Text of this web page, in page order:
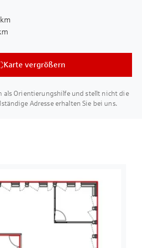
und Lastenaufzug
Gold-Zertifizierung
des Vermieters. Eine Haftung
Richtigkeit und Vollständigkeit
nicht übernehmen. Sämtliche
490%
Karte vergrößern
als Orientierungshilfe und stellt nicht die
Adresse erhalten Sie bei uns.